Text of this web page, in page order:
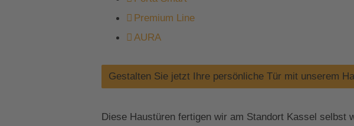
Premium Line
AURA
Gestalten Sie jetzt Ihre persönliche Tür mit unserem
Diese Haustüren fertigen wir am Standort Kassel selbst